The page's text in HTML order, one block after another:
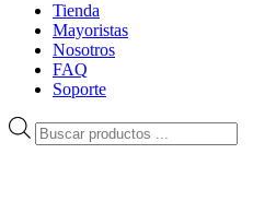
Tienda
Mayoristas
Nosotros
FAQ
Soporte
Búsqueda
de